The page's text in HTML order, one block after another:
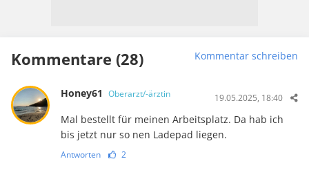
Kommentare (28) Kommentar schreiben
Honey61 Oberarzt/-ärztin 19.05.2025, 18:40
Mal bestellt für meinen Arbeitsplatz. Da hab ich
bis jetzt nur so nen Ladepad liegen.
Antworten 2